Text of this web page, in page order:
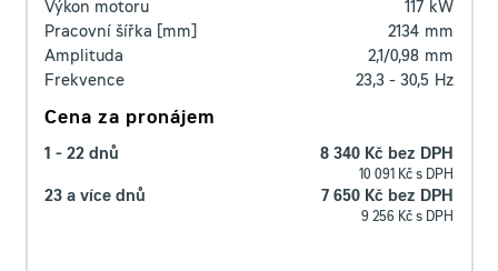
Výkon motoru
117 kW
Pracovní šířka [mm]
2134 mm
Amplituda
2,1/0,98 mm
Frekvence
23,3 - 30,5 Hz
Cena za pronájem
1 - 22 dnů 8 340 Kč bez DPH
10 091 Kč s DPH
23 a více dnů 7 650 Kč bez DPH
9 256 Kč s DPH